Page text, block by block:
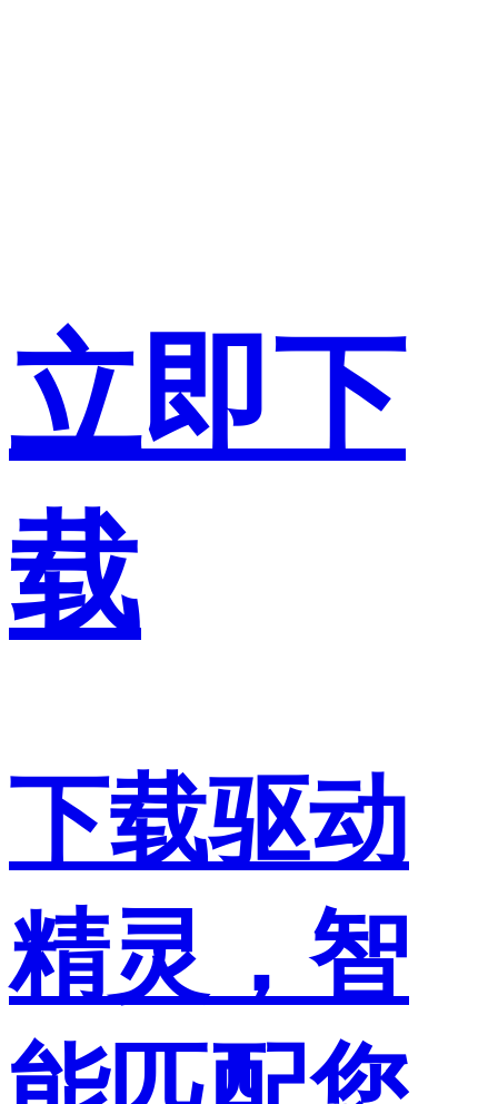
立即下
载
下载驱动
精灵，智